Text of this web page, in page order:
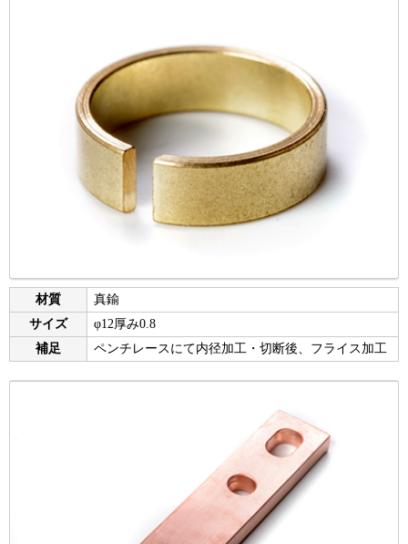
材質
真鍮
サイズ
φ12厚み0.8
補足
ペンチレースにて内径加工・切断後、フライス加工